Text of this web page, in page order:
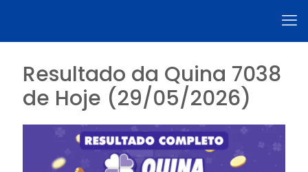
Resultado da Quina 7038
de Hoje (29/05/2026)